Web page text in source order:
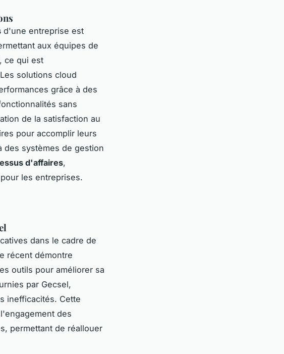
d'une entreprise est
aux équipes de
ce qui est
solutions cloud
grâce à des
sans
de la satisfaction au
pour accomplir leurs
des systèmes de gestion
d'affaires,
les entreprises.
dans le cadre de
récent démontre
outils pour améliorer sa
par Gecsel,
inefficacités. Cette
des
permettant de réallouer